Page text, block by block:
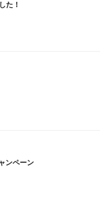
た！
ンペーン